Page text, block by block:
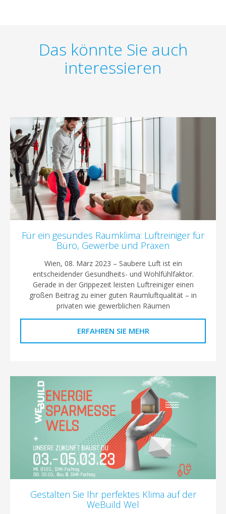
Das könnte Sie auch
interessieren
Für ein gesundes Raumklima: Luftreiniger für
Büro, Gewerbe und Praxen
Wien, 08. März 2023 – Saubere Luft ist ein
entscheidender Gesundheits- und Wohlfühlfaktor.
Gerade in der Grippezeit leisten Luftreiniger einen
großen Beitrag zu einer guten Raumluftqualität – in
privaten wie gewerblichen Räumen
ERFAHREN SIE MEHR
Gestalten Sie Ihr perfektes Klima auf der
WeBuild Wel